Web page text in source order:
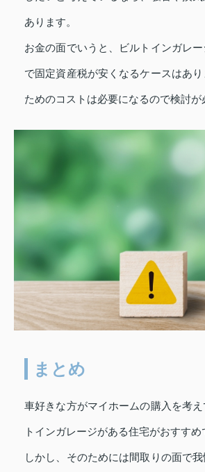
あります。
お金の面でいうと、ビルトインガレ
で固定資産税が安くなるケースはあ
ためのコストは必要になるので検討が
まとめ
車好きな方がマイホームの購入を考
トインガレージがある住宅がおすすめ
しかし、そのためには間取りの面で